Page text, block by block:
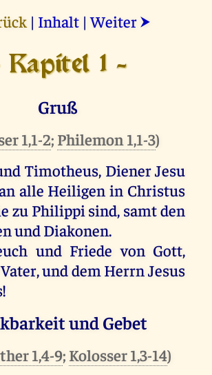
| Inhalt |Weiter ⮞
Kapitel 1 -
Gruß
1,1-2; Philemon 1,1-3)
Timotheus, Diener Jesu
alle Heiligen in Christus
zu Philippi sind, samt den
und Diakonen.
und Friede von Gott,
und dem Herrn Jesus
und Gebet
1,4-9; Kolosser 1,3-14)